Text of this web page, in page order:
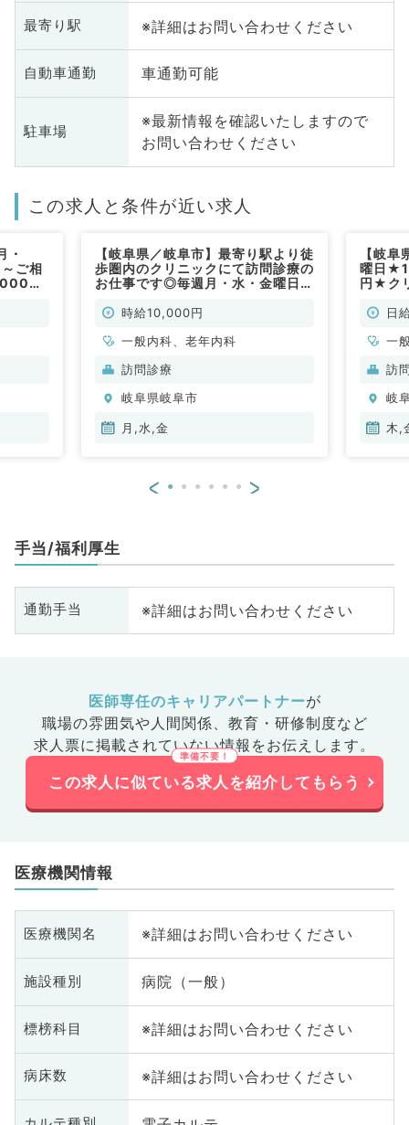
最寄り駅 ※詳細はお問い合わせください
自動車通勤 車通勤可能
駐車場
※最新情報を確認いたしますので
お問い合わせください
この求人と条件が近い求人
・
ご相
円
【岐阜県／岐阜市】最寄り駅より徒
歩圏内のクリニックにて訪問診療の
お仕事です◎毎週月・水・金曜日の
時給10,000円
一般内科、老年内科
訪問診療
岐阜県岐阜市
月,水,金
【岐
曜日
円★ク
日
一
訪
岐
木,
< >
手当/福利厚生
通勤手当 ※詳細はお問い合わせください
医師専任のキャリアパートナーが
職場の雰囲気や人間関係、 教育・研修制度など
求人票に掲載されていない情報をお伝えします。
この求人に似ている求人を紹介してもらう
医療機関情報
医療機関名 ※詳細はお問い合わせください
施設種別 病院（一般）
標榜科目 ※詳細はお問い合わせください
病床数 ※詳細はお問い合わせください